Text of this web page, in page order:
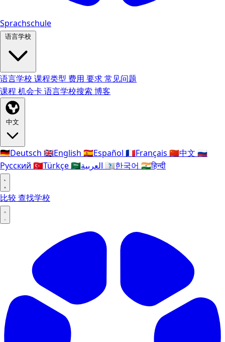
Sprachschule
语言学校
语言学校 课程类型 费用 要求常见问题
课程 机会卡语言学校搜索 博客
中文
🇩🇪Deutsch 🇬🇧English 🇪🇸Español 🇫🇷Français 🇨🇳中文 🇷🇺
Русский 🇹🇷Türkçe🇸🇦 🇰🇷한국어 🇮🇳हिन्दी
比较查找学校